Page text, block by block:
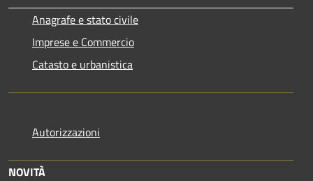
Anagrafe e stato civile
Imprese e Commercio
Catasto e urbanistica
Autorizzazioni
NOVITÀ